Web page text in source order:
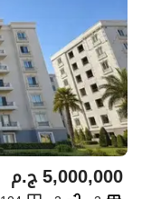
ج.م5,000,000